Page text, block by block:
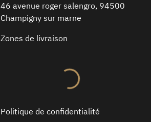
46 avenue roger salengro, 94500
Champigny sur marne
Zones de livraison
Politique de confidentialité